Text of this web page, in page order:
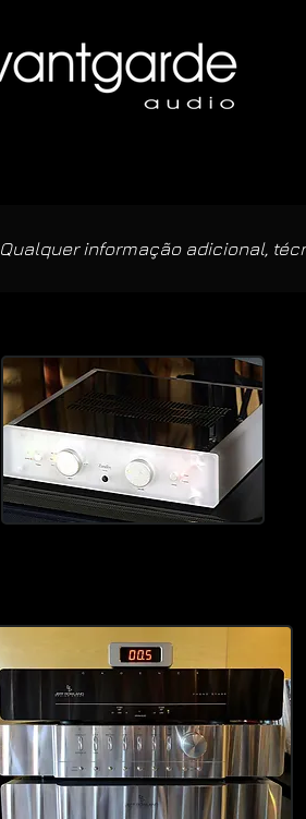
Qualquer informação adicional,